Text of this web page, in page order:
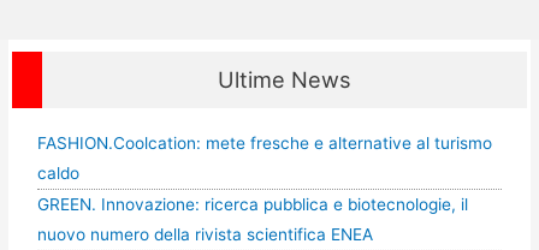
Ultime News
FASHION.Coolcation: mete fresche e alternative al turismo
caldo
GREEN. Innovazione: ricerca pubblica e biotecnologie, il
nuovo numero della rivista scientifica ENEA